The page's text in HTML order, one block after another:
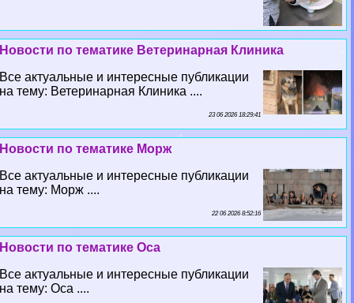
Новости по тематике Ветеринарная Клиника
Все актуальные и интересные публикации
на тему: Ветеринарная Клиника ....
23 06 2026 18:29:41
Новости по тематике Морж
Все актуальные и интересные публикации
на тему: Морж ....
22 06 2026 8:52:16
Новости по тематике Оса
Все актуальные и интересные публикации
на тему: Оса ....